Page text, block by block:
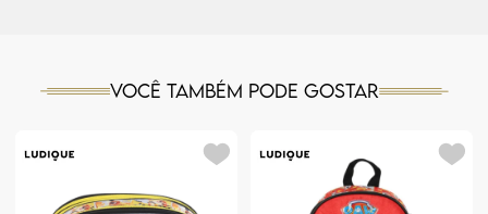
Você também pode gostar